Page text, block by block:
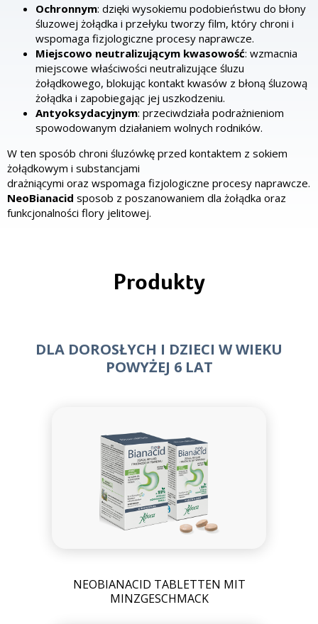
Ochronnym: dzięki wysokiemu podobieństwu do błony
śluzowej żołądka i przełyku tworzy film, który chroni i
wspomaga fizjologiczne procesy naprawcze.
Miejscowo neutralizującym kwasowość: wzmacnia
miejscowe właściwości neutralizujące śluzu
żołądkowego, blokując kontakt kwasów z błoną śluzową
żołądka i zapobiegając jej uszkodzeniu.
Antyoksydacyjnym: przeciwdziała podrażnieniom
spowodowanym działaniem wolnych rodników.
W ten sposób chroni śluzówkę przed kontaktem z sokiem
żołądkowym i substancjami
drażniącymi oraz wspomaga fizjologiczne procesy naprawcze.
NeoBianacid sposob z poszanowaniem dla żołądka oraz
funkcjonalności flory jelitowej.
Produkty
DLA DOROSŁYCH I DZIECI W WIEKU
POWYŻEJ 6 LAT
NEOBIANACID TABLETTEN MIT
MINZGESCHMACK